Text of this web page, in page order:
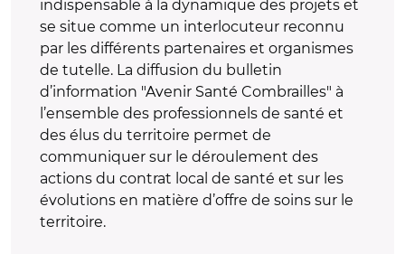
indispensable à la dynamique des projets et
se situe comme un interlocuteur reconnu
par les différents partenaires et organismes
de tutelle. La diffusion du bulletin
d’information "Avenir Santé Combrailles" à
l’ensemble des professionnels de santé et
des élus du territoire permet de
communiquer sur le déroulement des
actions du contrat local de santé et sur les
évolutions en matière d’offre de soins sur le
territoire.